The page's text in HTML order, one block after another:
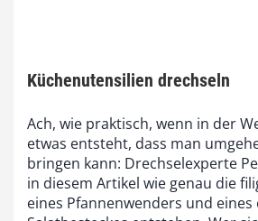
Küchenutensilien drechseln
Ach, wie praktisch, wenn in der
etwas entsteht, dass man
bringen kann: Drechselexperte
in diesem Artikel wie genau die
eines Pfannenwenders und eines